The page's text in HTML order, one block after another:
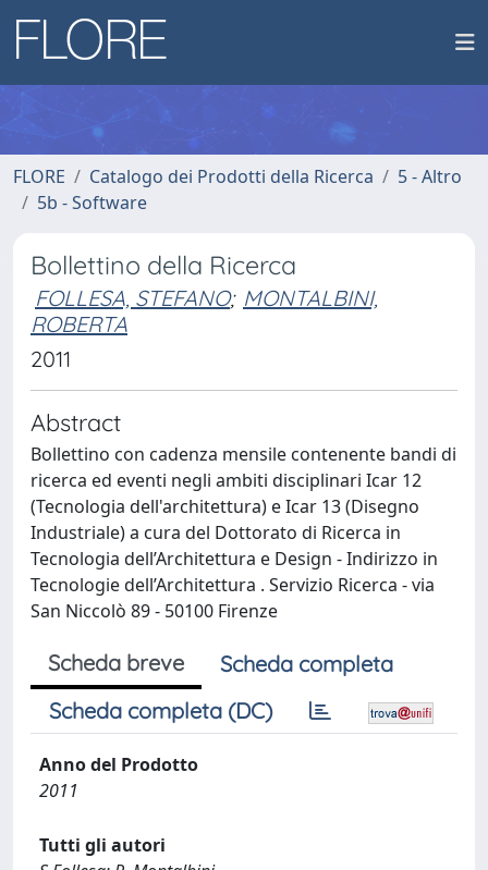
FLORE Catalogo dei Prodotti della Ricerca
5 - Altro
5b - Software
Bollettino della Ricerca
FOLLESA, STEFANO; MONTALBINI,
ROBERTA
2011
Abstract
Bollettino con cadenza mensile contenente bandi di
ricerca ed eventi negli ambiti disciplinari Icar 12
(Tecnologia dell'architettura) e Icar 13 (Disegno
Industriale) a cura del Dottorato di Ricerca in
Tecnologia dell’Architettura e Design - Indirizzo in
Tecnologie dell’Architettura . Servizio Ricerca - via
San Niccolò 89 - 50100 Firenze
Scheda breve
Scheda completa
Scheda completa (DC)
Anno del Prodotto
2011
Tutti gli autori